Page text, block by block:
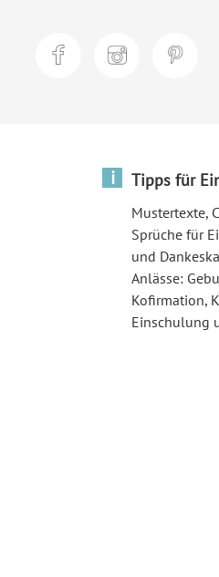
i Tipps für
Mustertexte,
Sprüche für
und
Anlässe:
Kofirmation,
Einschulung